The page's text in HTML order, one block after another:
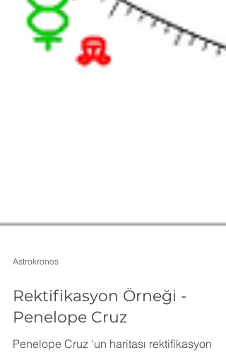
Rektifikasyon Örneği -
Penelope Cruz